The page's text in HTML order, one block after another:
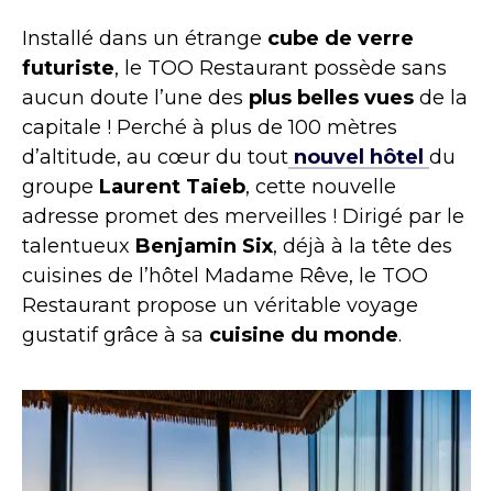
Installé dans un étrange cube de verre
futuriste, le TOO Restaurant possède sans
aucun doute l’une des plus belles vues de la
capitale ! Perché à plus de 100 mètres
d’altitude, au cœur du tout nouvel hôtel du
groupe Laurent Taieb, cette nouvelle
adresse promet des merveilles ! Dirigé par le
talentueux Benjamin Six, déjà à la tête des
cuisines de l’hôtel Madame Rêve, le TOO
Restaurant propose un véritable voyage
gustatif grâce à sa cuisine du monde.